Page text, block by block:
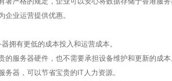
业运营提供优惠。
拥有更低的成本投入和运营成本。
服务器硬件，也不需要承担设备维护和更新的成本
器，可以节省宝贵的IT人力资源。